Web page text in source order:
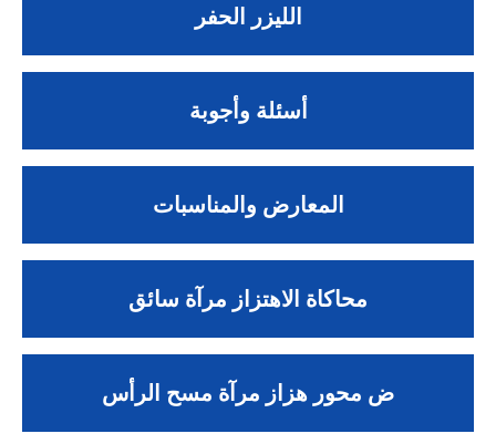
الليزر الحفر
أسئلة وأجوبة
المعارض والمناسبات
محاكاة الاهتزاز مرآة سائق
ض محور هزاز مرآة مسح الرأس